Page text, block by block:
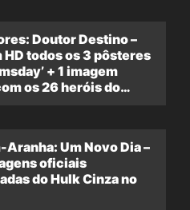
Doutor Destino –
HD todos os 3 pôsteres
+ 1 imagem
os 26 heróis do
Aranha: Um Novo Dia –
oficiais
do Hulk Cinza no